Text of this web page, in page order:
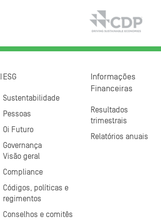
ESG
Sustentabilidade
Pessoas
Oi Futuro
Governança
Visão geral
Compliance
Códigos, políticas e
regimentos
Conselhos e comitês
Informações
Financeiras
Resultados
trimestrais
Relatórios anuais